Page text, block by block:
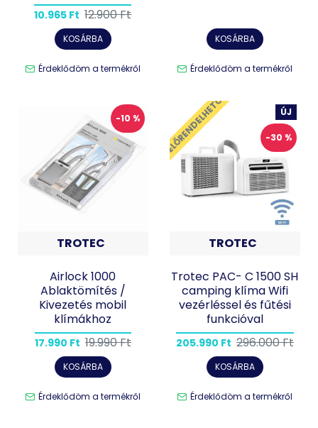
10.965 Ft 12.900 Ft
KOSÁRBA
Érdeklődöm a termékről
KOSÁRBA
Érdeklődöm a termékről
-10 %
TROTEC
Airlock 1000
Ablaktömítés /
Kivezetés mobil
klímákhoz
17.990 Ft 19.990 Ft
KOSÁRBA
Érdeklődöm a termékről
ÚJ
-30 %
ELŐRENDELHETŐ
TROTEC
Trotec PAC- C 1500 SH
camping klíma Wifi
vezérléssel és fűtési
funkcióval
205.990 Ft 296.000 Ft
KOSÁRBA
Érdeklődöm a termékről